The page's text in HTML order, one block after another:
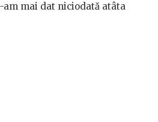
am mai dat niciodată atâta